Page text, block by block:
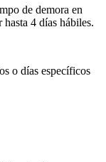
de demora en
4 días hábiles.
o días específicos